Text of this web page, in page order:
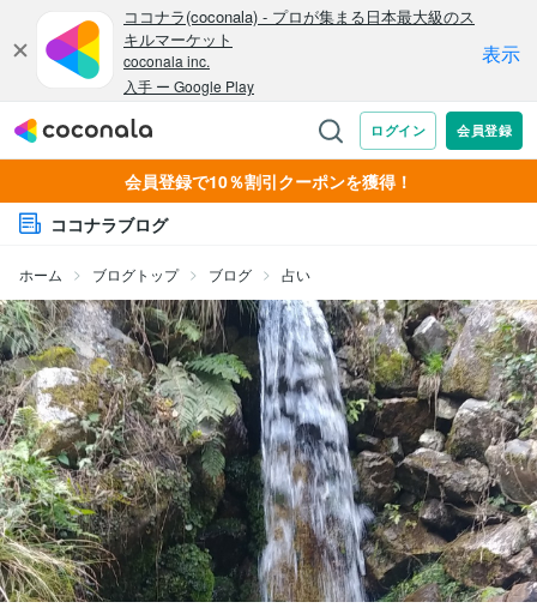
会員登録で10％割引クーポンを獲得！
ココナラブログ
ホーム ブログトップ ブログ 占い